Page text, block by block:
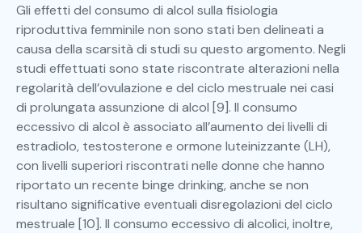
Gli effetti del consumo di alcol sulla fisiologia
riproduttiva femminile non sono stati ben delineati a
causa della scarsità di studi su questo argomento. Negli
studi effettuati sono state riscontrate alterazioni nella
regolarità dell’ovulazione e del ciclo mestruale nei casi
di prolungata assunzione di alcol [9]. Il consumo
eccessivo di alcol è associato all’aumento dei livelli di
estradiolo, testosterone e ormone luteinizzante (LH),
con livelli superiori riscontrati nelle donne che hanno
riportato un recente binge drinking, anche se non
risultano significative eventuali disregolazioni del ciclo
mestruale [10]. Il consumo eccessivo di alcolici, inoltre,